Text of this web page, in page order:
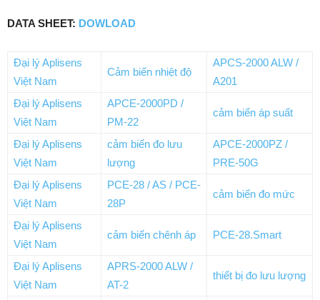
DATA SHEET: DOWLOAD
Đại lý Aplisens
Việt Nam
Cảm biến nhiệt độ
APCS-2000 ALW /
A201
Đại lý Aplisens
Việt Nam
APCE-2000PD /
PM-22
cảm biến áp suất
Đại lý Aplisens
Việt Nam
cảm biến đo lưu
lượng
APCE-2000PZ /
PRE-50G
Đại lý Aplisens
Việt Nam
PCE-28 / AS / PCE-
28P
cảm biến đo mức
Đại lý Aplisens
Việt Nam
cảm biến chênh áp PCE-28.Smart
Đại lý Aplisens
Việt Nam
APRS-2000 ALW /
AT-2
thiết bị đo lưu lượng